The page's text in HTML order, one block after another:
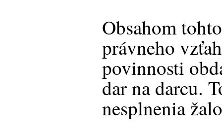
Obsahom
právneho
povinnosti
dar na darcu.
nesplnenia